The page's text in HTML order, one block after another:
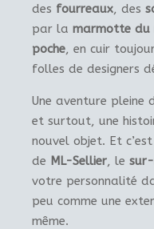
des fourreaux, des
par la marmotte du
poche, en cuir
folles de designers
Une aventure pleine
et surtout, une
nouvel objet. Et
de ML-Sellier, le
votre personnalité
peu comme une
même.